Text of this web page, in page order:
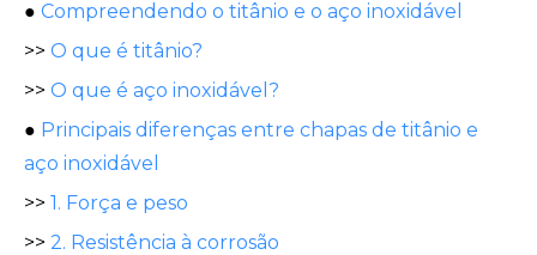
● Compreendendo o titânio e o aço inoxidável
>> O que é titânio?
>> O que é aço inoxidável?
● Principais diferenças entre chapas de titânio e
aço inoxidável
>> 1. Força e peso
>> 2. Resistência à corrosão